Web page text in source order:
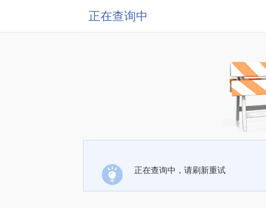
正在查询中
正在查询中，请刷新重试